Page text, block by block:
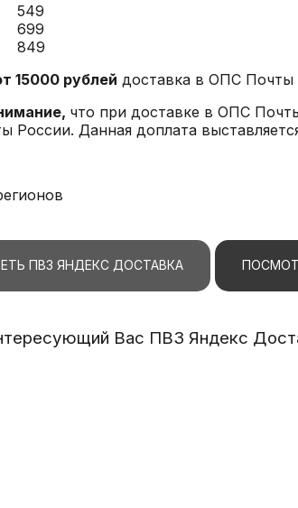
549
699
849
15000 рублей доставка в ОПС Почты
что при доставке в ОПС
России. Данная доплата
ПВЗ ЯНДЕКС ДОСТАВКА
Вас ПВЗ Яндекс